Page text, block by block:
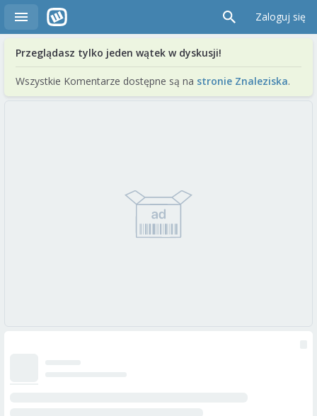
Zaloguj się
Przeglądasz tylko jeden wątek w dyskusji!
Wszystkie Komentarze dostępne są na stronie Znaleziska.